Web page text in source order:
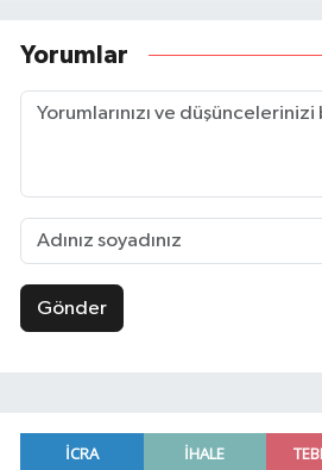
Yorumlar
Gönder